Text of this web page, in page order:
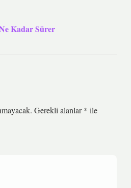
Kadar Sürer
Gerekli alanlar* ile